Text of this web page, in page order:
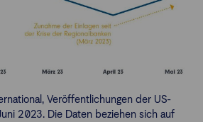
Veröffentlichungen der US-
2023. Die Daten beziehen sich auf